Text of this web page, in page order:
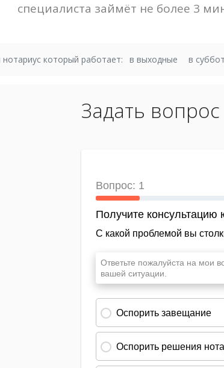
специалиста займёт не более 3
который работает: в выходные в
Задать